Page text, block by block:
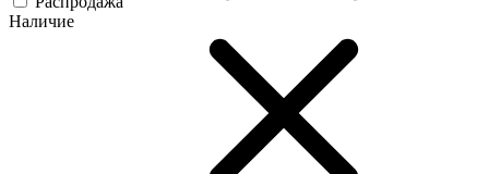
Наличие